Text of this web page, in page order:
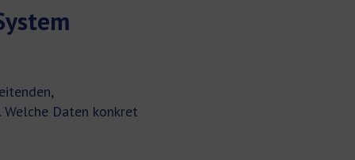
Daten konkret